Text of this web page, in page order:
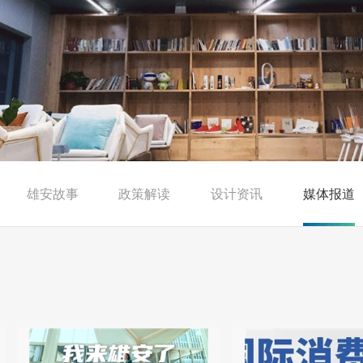
雄安故事 政策解读 设计资讯 媒体报道